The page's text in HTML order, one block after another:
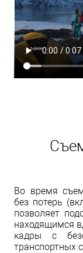
Во время
без потерь
позволяет
находящимся
кадры с
транспортных